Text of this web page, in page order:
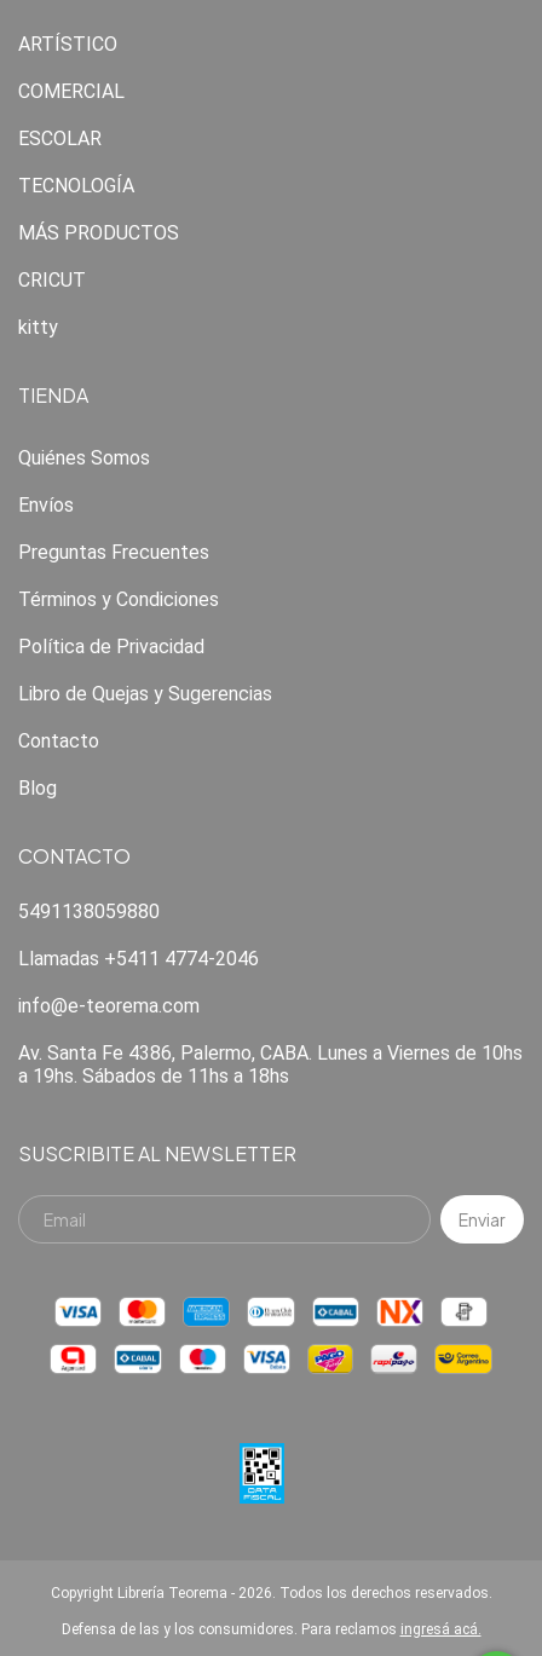
ARTÍSTICO
COMERCIAL
ESCOLAR
TECNOLOGÍA
MÁS PRODUCTOS
CRICUT
kitty
TIENDA
Quiénes Somos
Envíos
Preguntas Frecuentes
Términos y Condiciones
Política de Privacidad
Libro de Quejas y Sugerencias
Contacto
Blog
CONTACTO
5491138059880
Llamadas +5411 4774-2046
info@e-teorema.com
Av. Santa Fe 4386, Palermo, CABA. Lunes a Viernes de 10hs
a 19hs. Sábados de 11hs a 18hs
SUSCRIBITE AL NEWSLETTER
Copyright Librería Teorema - 2026. Todos los derechos reservados.
Defensa de las y los consumidores. Para reclamos ingresá acá.